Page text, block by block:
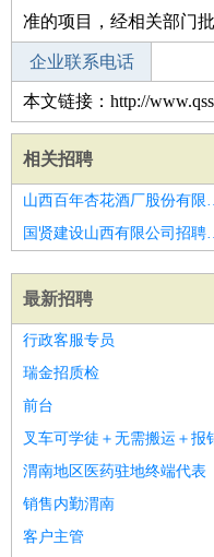
准的项目，经相关部门
企业联系电话
本文链接：http://
相关招聘
山西百年杏花
国贤建设山西
最新招聘
行政客服专员
瑞金招质检
前台
叉车可学徒＋无需搬运＋报
渭南地区医药驻地终端代表
销售内勤渭南
客户主管